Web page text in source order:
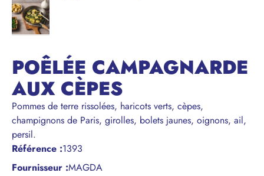
POÊLÉE CAMPAGNARDE
AUX CÈPES
Pommes de terre rissolées, haricots verts, cèpes,
champignons de Paris, girolles, bolets jaunes, oignons, ail,
persil.
Référence :1393
Fournisseur :MAGDA